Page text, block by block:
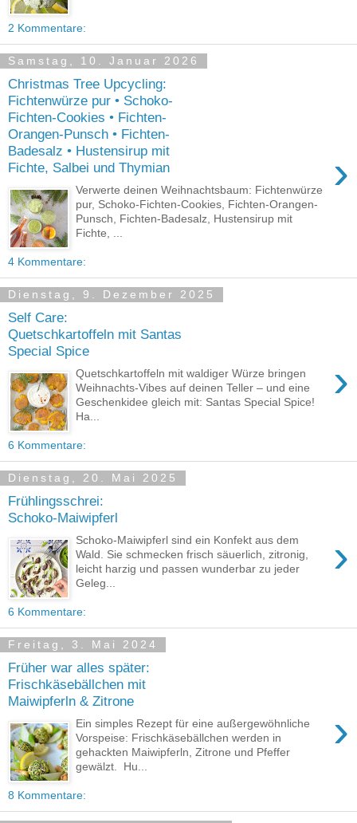
2 Kommentare:
Samstag, 10. Januar 2026
Christmas Tree Upcycling:
Fichtenwürze pur • Schoko-
Fichten-Cookies • Fichten-
Orangen-Punsch • Fichten-
Badesalz • Hustensirup mit
Fichte, Salbei und Thymian
›
Verwerte deinen Weihnachtsbaum: Fichtenwürze
pur, Schoko-Fichten-Cookies, Fichten-Orangen-
Punsch, Fichten-Badesalz, Hustensirup mit
Fichte, ...
4 Kommentare:
Dienstag, 9. Dezember 2025
Self Care:
Quetschkartoffeln mit Santas
Special Spice
›
Quetschkartoffeln mit waldiger Würze bringen
Weihnachts-Vibes auf deinen Teller – und eine
Geschenkidee gleich mit: Santas Special Spice!
Ha...
6 Kommentare:
Dienstag, 20. Mai 2025
Frühlingsschrei:
Schoko-Maiwipferl
›
Schoko-Maiwipferl sind ein Konfekt aus dem
Wald. Sie schmecken frisch säuerlich, zitronig,
leicht harzig und passen wunderbar zu jeder
Geleg...
6 Kommentare:
Freitag, 3. Mai 2024
Früher war alles später:
Frischkäsebällchen mit
Maiwipferln & Zitrone
›
Ein simples Rezept für eine außergewöhnliche
Vorspeise: Frischkäsebällchen werden in
gehackten Maiwipferln, Zitrone und Pfeffer
gewälzt. Hu...
8 Kommentare: